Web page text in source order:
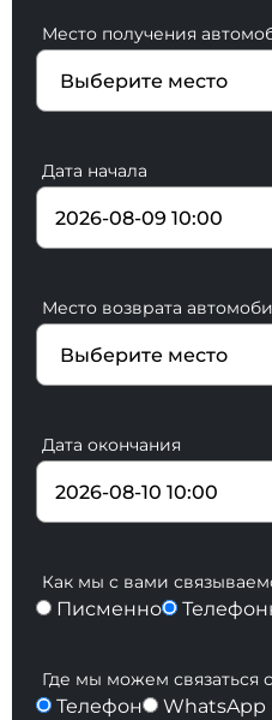
Место получения
Дата начала
Место возврата
Дата окончания
Как мы с вами
Писменно
Где мы можем связаться
Телефон WhatsApp